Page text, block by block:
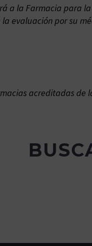
a la Farmacia para
evaluación por su
acreditadas de